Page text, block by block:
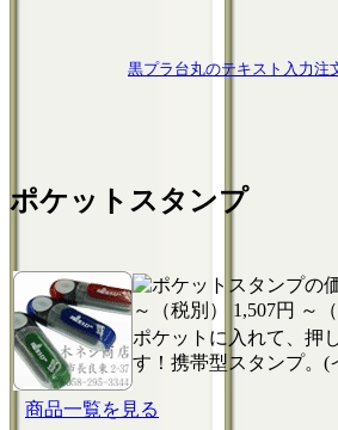
黒プラ台丸のテキスト入力注
ポケットスタンプ
～（税別）
1,507円 ～（
ポケットに入れて、押
す！携帯型スタンプ。(
商品一覧を見る